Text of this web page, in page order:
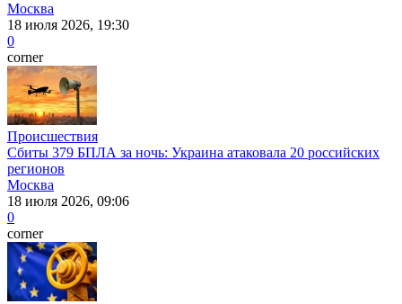
Москва
18 июля 2026, 19:30
0
corner
Происшествия
Сбиты 379 БПЛА за ночь: Украина атаковала 20 российских
регионов
Москва
18 июля 2026, 09:06
0
corner